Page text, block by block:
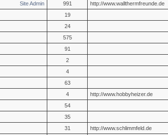
Site Admin
991 http://www.wallthermfreunde.de
19
24
575
91
2
4
63
4 http://www.hobbyheizer.de
54
35
31 http://www.schlimmfeld.de